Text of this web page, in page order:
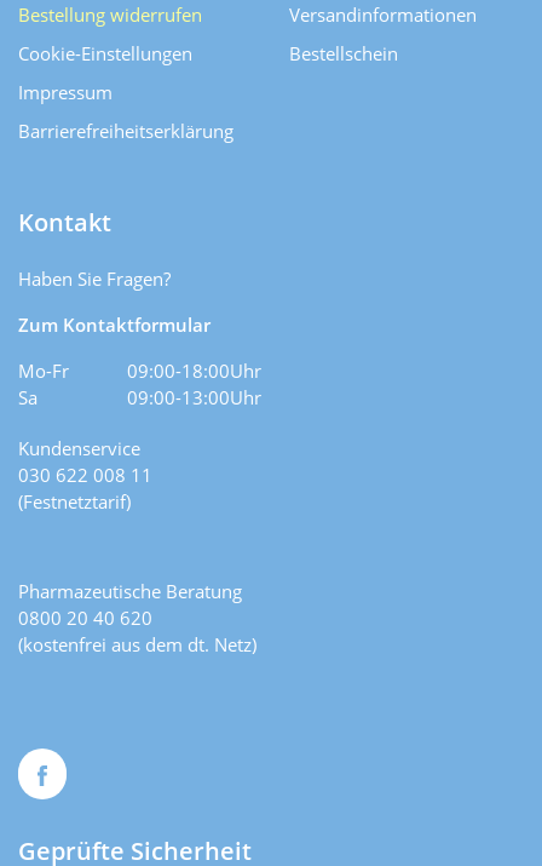
Bestellung widerrufen
Cookie-Einstellungen
Impressum
Barrierefreiheitserklärung
Versand­informationen
Bestellschein
Kontakt
Haben Sie Fragen?
Zum Kontaktformular
Mo-Fr
09:00-18:00Uhr
Sa
09:00-13:00Uhr
Kundenservice
030 622 008 11
(Festnetztarif)
Pharmazeutische Beratung
0800 20 40 620
(kostenfrei aus dem dt. Netz)
Geprüfte Sicherheit